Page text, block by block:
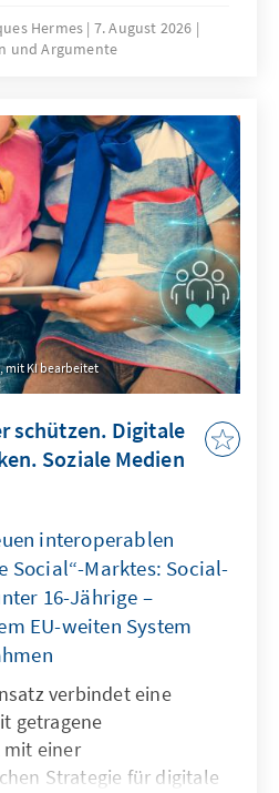
können dazu beitragen,
verwirklicht
Ansätze
liefern Hinweise für
Weiterentwicklung der
Hermes 7. August 2026
und Argumente
mit KI bearbeitet
schützen. Digitale
Soziale Medien
interoperablen
Social“-Marktes: Social-
16-Jährige –
EU-weiten System
verbindet eine
getragene
einer
Strategie für digitale